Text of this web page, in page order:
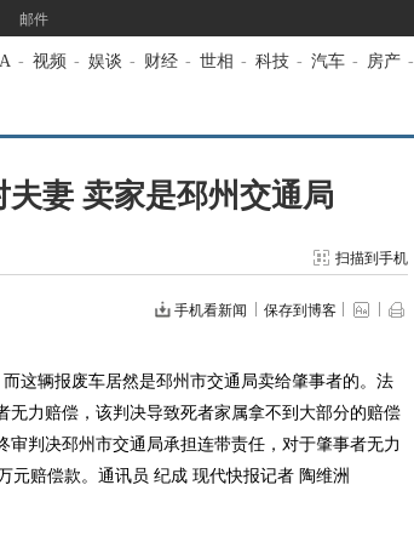
邮件
- 视频 - 娱谈 - 财经 - 世相 - 科技 - 汽车 - 房产 -
妻 卖家是邳州交通局
扫描到手机
手机看新闻 保存到博客
辆报废车居然是邳州市交通局卖给肇事者的。法
力赔偿，该判决导致死者家属拿不到大部分的赔偿
判决邳州市交通局承担连带责任，对于肇事者无力
元赔偿款。通讯员 纪成 现代快报记者 陶维洲